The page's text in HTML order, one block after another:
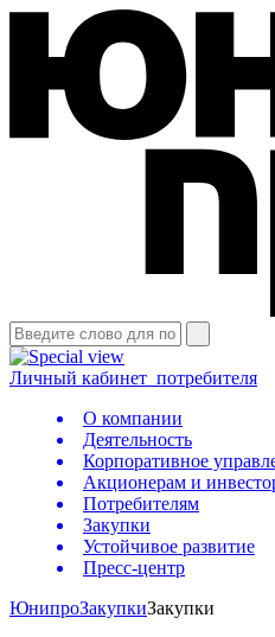
Личный кабинет потребителя
О компании
Деятельность
Корпоративное
Акционерам и
Потребителям
Закупки
Устойчивое развитие
Пресс-центр
ЮнипроЗакупкиЗакупки